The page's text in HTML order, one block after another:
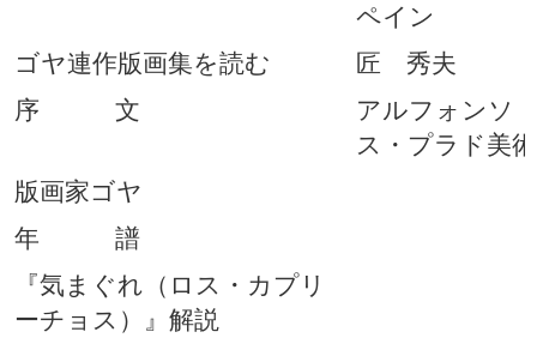
ペイン
ゴヤ連作版画集を読む
匠 秀夫
序 文
アルフォンソ
ス・プラド美
版画家ゴヤ
年 譜
『気まぐれ（ロス・カプリ
ーチョス）』解説